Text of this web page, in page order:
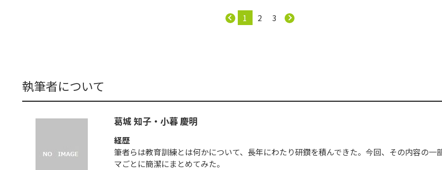
1 2 3
執筆者について
葛城 知子・小暮 慶明
経歴
筆者らは教育訓練とは何かについて、長年にわたり研鑽を積んできた。今回、その内容の一
マごとに簡潔にまとめてみた。